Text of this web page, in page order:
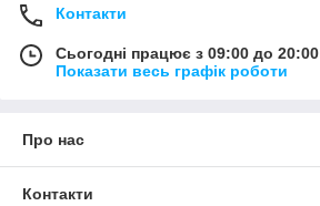
Контакти
Сьогодні працює з 09:00 до 20:00
Показати весь графік роботи
Про нас
Контакти